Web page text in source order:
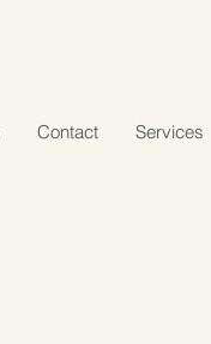
Contact Services